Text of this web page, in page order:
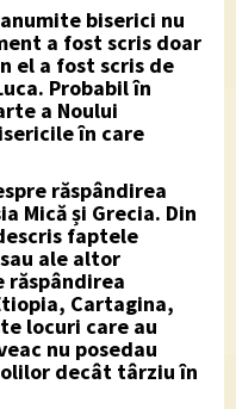
biserici nu
a fost scris doar
el a fost scris de
Probabil în
a Noului
în care
răspândirea
Mică și Grecia. Din
faptele
ale altor
răspândirea
Cartagina,
locuri care au
nu posedau
decât târziu în